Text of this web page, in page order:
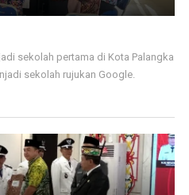
sekolah pertama di Kota Palangka
sekolah rujukan Google.